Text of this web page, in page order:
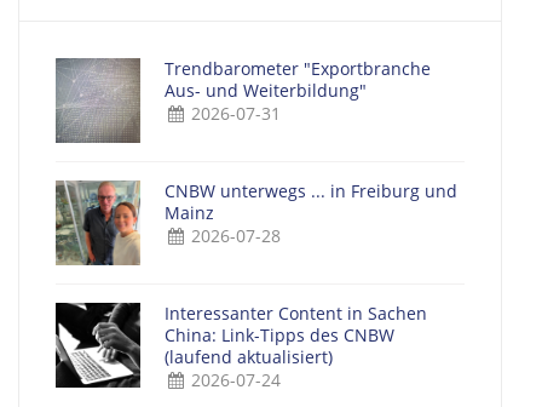
Trendbarometer "Exportbranche
Aus- und Weiterbildung"
2026-07-31
CNBW unterwegs ... in Freiburg und
Mainz
2026-07-28
Interessanter Content in Sachen
China: Link-Tipps des CNBW
(laufend aktualisiert)
2026-07-24